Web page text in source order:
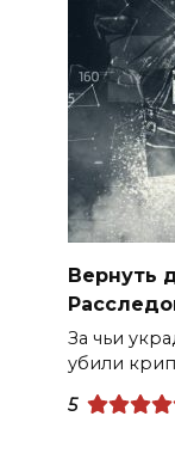
Вернуть
За чьи
убили
5